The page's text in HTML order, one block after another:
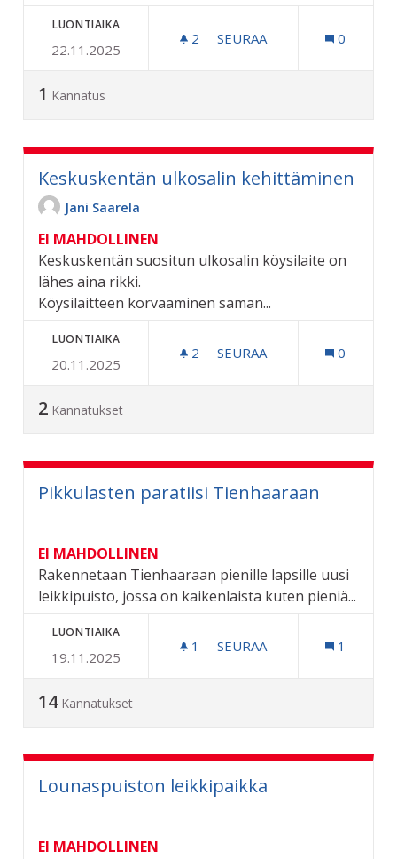
LUONTIAIKA
22.11.2025
2 2 SEURAAJAA
SEURAA 0
1 Kannatus
Keskuskentän ulkosalin kehittäminen
Jani Saarela
EI MAHDOLLINEN
Keskuskentän suositun ulkosalin köysilaite on
lähes aina rikki.
Köysilaitteen korvaaminen saman...
LUONTIAIKA
20.11.2025
2 2 SEURAAJAA
SEURAA 0
2 Kannatukset
Pikkulasten paratiisi Tienhaaraan
EI MAHDOLLINEN
Rakennetaan Tienhaaraan pienille lapsille uusi
leikkipuisto, jossa on kaikenlaista kuten pieniä...
LUONTIAIKA
19.11.2025
1 1 SEURAAJA
SEURAA 1
14 Kannatukset
Lounaspuiston leikkipaikka
EI MAHDOLLINEN